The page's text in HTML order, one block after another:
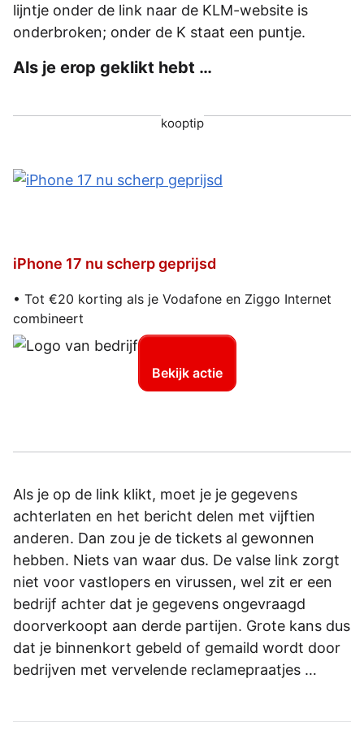
lijntje onder de link naar de KLM-website is
onderbroken; onder de K staat een puntje.
Als je erop geklikt hebt …
kooptip
iPhone 17 nu scherp geprijsd
• Tot €20 korting als je Vodafone en Ziggo Internet
combineert
Bekijk actie
Als je op de link klikt, moet je je gegevens
achterlaten en het bericht delen met vijftien
anderen. Dan zou je de tickets al gewonnen
hebben. Niets van waar dus. De valse link zorgt
niet voor vastlopers en virussen, wel zit er een
bedrijf achter dat je gegevens ongevraagd
doorverkoopt aan derde partijen. Grote kans dus
dat je binnenkort gebeld of gemaild wordt door
bedrijven met vervelende reclamepraatjes …